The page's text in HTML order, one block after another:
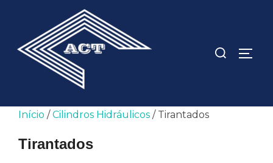
conteúdo
Pesquisar
Início /Cilindros Hidráulicos / Tirantados
Tirantados